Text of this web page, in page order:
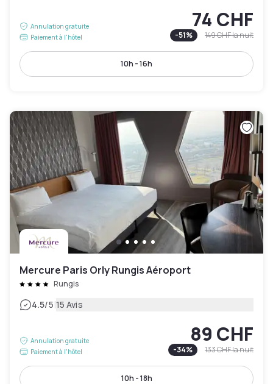
Annulation gratuite
Paiement à l'hôtel
74 CHF
-51% 149 CHFla nuit
10h - 16h
Mercure Paris Orly Rungis Aéroport
Rungis
4.5/5|15 Avis
Annulation gratuite
Paiement à l'hôtel
89 CHF
-34% 133 CHFla nuit
10h - 18h